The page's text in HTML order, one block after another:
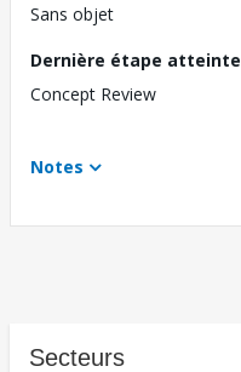
Sans objet
Dernière étape atteinte
Concept Review
Notes
Secteurs